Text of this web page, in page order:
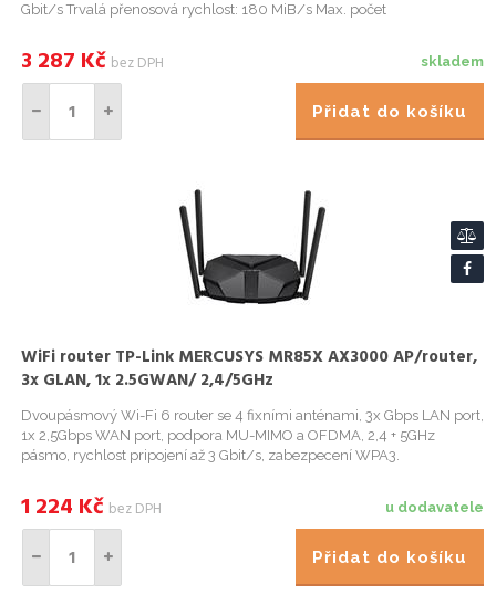
Gbit/s Trvalá přenosová rychlost: 180 MiB/s Max. počet
skladem
3 287 Kč bez DPH
Přidat do košíku
WiFi router TP-Link MERCUSYS MR85X AX3000 AP/router,
3x GLAN, 1x 2.5GWAN/ 2,4/5GHz
Dvoupásmový Wi-Fi 6 router se 4 fixními anténami, 3x Gbps LAN port,
1x 2,5Gbps WAN port, podpora MU-MIMO a OFDMA, 2,4 + 5GHz
pásmo, rychlost pripojení až 3 Gbit/s, zabezpecení WPA3.
u dodavatele
1 224 Kč bez DPH
Přidat do košíku